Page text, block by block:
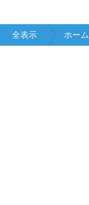
全表示 ホーム